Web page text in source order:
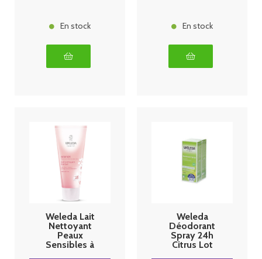
En stock En stock
Weleda Lait
Nettoyant
Peaux
Sensibles à
Weleda
Déodorant
Spray 24h
Citrus Lot